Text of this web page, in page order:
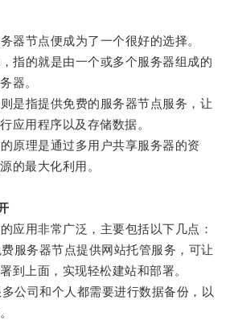
节点便成为了一个很好的选择。
的就是由一个或多个服务器组成的
器。
指提供免费的服务器节点服务，让
应用程序以及存储数据。
理是通过多用户共享服务器的资
的最大化利用。
用非常广泛，主要包括以下几点：
服务器节点提供网站托管服务，可让
到上面，实现轻松建站和部署。
司和个人都需要进行数据备份，以